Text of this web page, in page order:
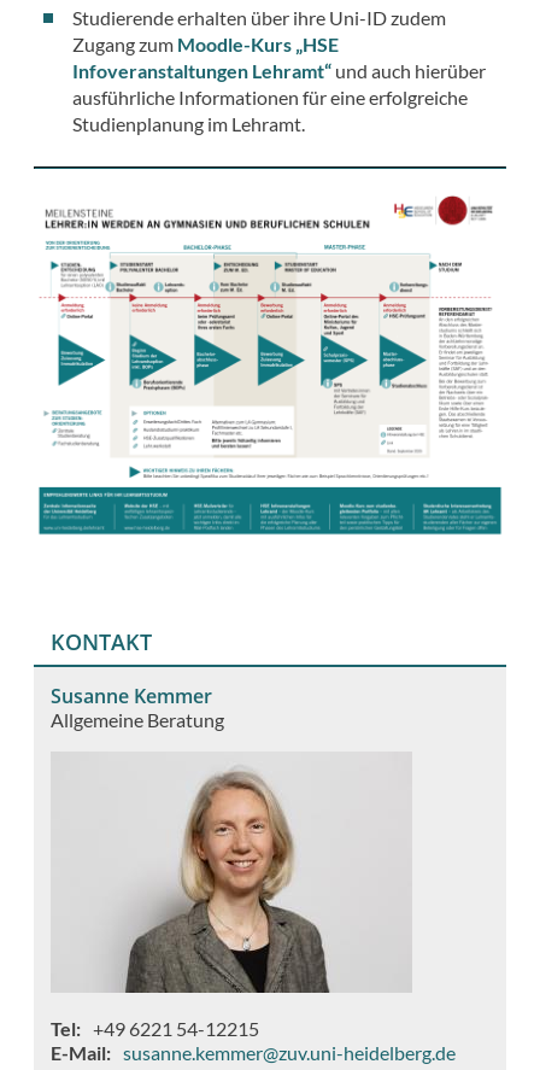
Studierende erhalten über ihre Uni-ID zudem
Zugang zum Moodle-Kurs „HSE
Infoveranstaltungen Lehramt“und auch hierüber
ausführliche Informationen für eine erfolgreiche
Studienplanung im Lehramt.
KONTAKT
Susanne Kemmer
Allgemeine Beratung
Tel
+49 6221 54-12215
E-Mail
susanne.kemmer@zuv.uni-heidelberg.de